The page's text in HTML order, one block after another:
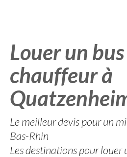
Louer un
chauffeur à
Le meilleur devis pour un
Bas-Rhin
Les destinations pour louer